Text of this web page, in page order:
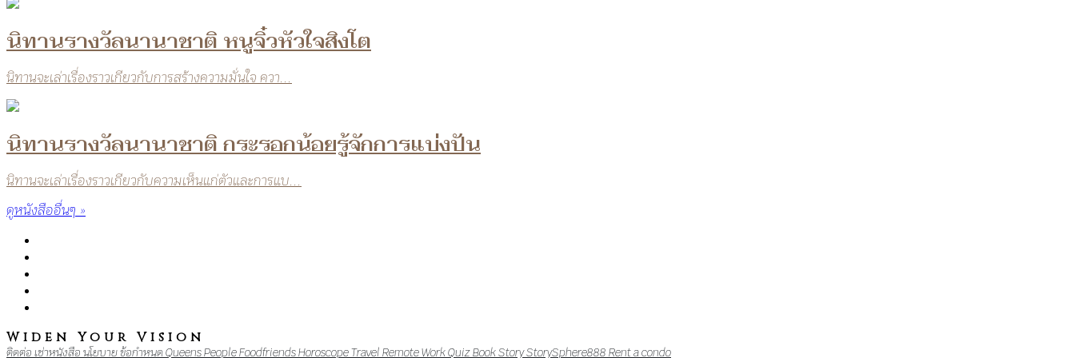
นิทานรางวัลนานาชาติ หนูจิ๋วหัวใจสิงโต
นิทานจะเล่าเรื่องราวเกียวกับการสร้างความมั่นใจ ควา...
นิทานรางวัลนานาชาติ กระรอกน้อยรู้จักการแบ่งปัน
นิทานจะเล่าเรื่องราวเกียวกับความเห็นแก่ตัวและการแบ...
ดูหนังสืออื่นๆ »
Widen Your Vision
ติดต่อ เช่าหนังสือ นโยบายข้อกำหนดQueensPeopleFoodfriendsHoroscopeTravel Remote WorkQuizBookStoryStorySphere888 Rent a condo